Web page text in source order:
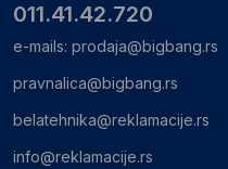
011.41.42.720
e-mails: prodaja@bigbang.rs
pravnalica@bigbang.rs
belatehnika@reklamacije.rs
info@reklamacije.rs